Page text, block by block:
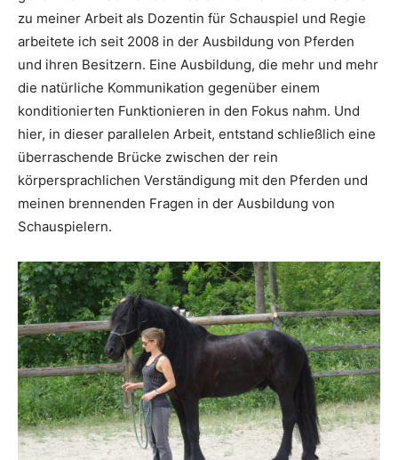
zu meiner Arbeit als Dozentin für Schauspiel und Regie
arbeitete ich seit 2008 in der Ausbildung von Pferden
und ihren Besitzern. Eine Ausbildung, die mehr und mehr
die natürliche Kommunikation gegenüber einem
konditionierten Funktionieren in den Fokus nahm. Und
hier, in dieser parallelen Arbeit, entstand schließlich eine
überraschende Brücke zwischen der rein
körpersprachlichen Verständigung mit den Pferden und
meinen brennenden Fragen in der Ausbildung von
Schauspielern.